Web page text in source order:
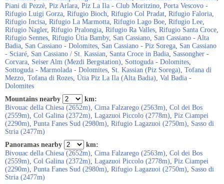
Piani di Pezzè, Piz Arlara, Piz La Ila - Club Moritzino, Porta Vescovo -
Rifugio Luigi Gorza, Rifugio Bioch, Rifugio Col Pradat, Rifugio Faloria,
Rifugio Incisa, Rifugio La Marmotta, Rifugio Lago Boe, Rifugio Lee,
Rifugio Nagler, Rifugio Pralongia, Rifugio Ra Valles, Rifugio Santa Croce,
Rifugio Sennes, Rifugio Ütia Bamby, San Cassiano, San Cassiano - Alta
Badia, San Cassiano - Dolomites, San Cassiano - Piz Sorega, San Cassiano
- Sciaré, San Cassiano / St. Kassian, Santa Croce in Badia, Sassongher -
Corvara, Seiser Alm (Mezdi Bergstation), Sottoguda - Dolomites,
Sottoguda - Marmolada - Dolomites, St. Kassian (Piz Sorega), Tofana di
Mezzo, Tofana di Rozes, Ütia Piz La Ila (Alta Badia), Val Badia -
Dolomites
Mountains nearby
km:
Bivouac della Chiesa (2652m), Cima Falzarego (2563m), Col dei Bos
(2559m), Col Galina (2372m), Lagazuoi Piccolo (2778m), Piz Ciampei
(2290m), Punta Fanes Sud (2980m), Rifugio Lagazuoi (2750m), Sasso di
Stria (2477m)
Panoramas nearby
km:
Bivouac della Chiesa (2652m), Cima Falzarego (2563m), Col dei Bos
(2559m), Col Galina (2372m), Lagazuoi Piccolo (2778m), Piz Ciampei
(2290m), Punta Fanes Sud (2980m), Rifugio Lagazuoi (2750m), Sasso di
Stria (2477m)